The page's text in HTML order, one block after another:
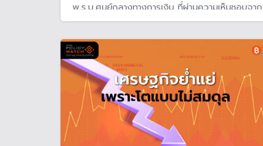
พ.ร.บ.ศูนย์กลางทางการเงิน ที่ผ่านความเห็นชอบจาก
สำนักงานคณะกรรมการกฤษฎีกา และเตรียมเสนอ
ผิดกฎหมาย แนะกำกับดูแลให้รอบคอบ ต้องแยกจาก
ระบบการเงินในประเทศ